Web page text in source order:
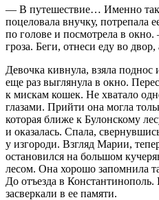
— В путешествие… Именно
поцеловала внучку,
по голове и посмотрела в
гроза. Беги, отнеси еду во
Девочка кивнула, взяла
еще раз выглянула в окно.
к мискам кошек. Не хватало
глазами. Прийти она могла
которая ближе к Булонскому
и оказалась. Спала,
у изгороди. Взгляд Марии,
остановился на большом
лесом. Она хорошо запомнила
До отъезда в
засверкали в ее памяти.